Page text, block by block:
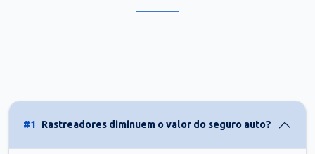
#1 Rastreadores diminuem o valor do seguro auto?